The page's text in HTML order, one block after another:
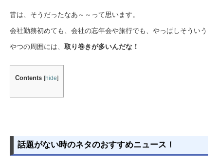
昔は、そうだったなあ～～って思います。
会社勤務初めても、会社の忘年会や旅行でも、やっぱしそういう
やつの周囲には、 取り巻きが多いんだな！
Contents [hide]
話題がない時のネタのおすすめニュース！